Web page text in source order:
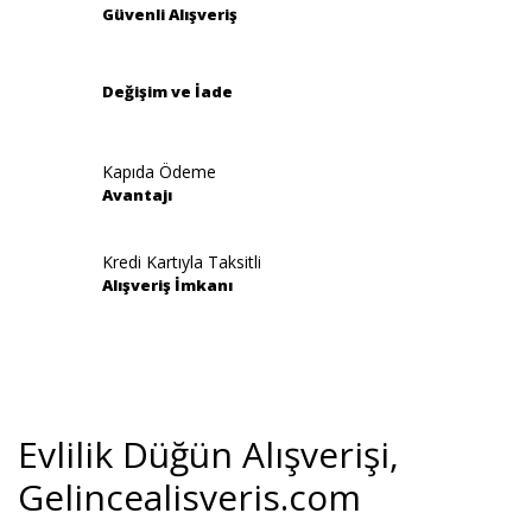
Ürün fiyatı diğer sitelerden daha pahalı.
Güvenli Alışveriş
Değişim ve İade
Kapıda Ödeme
Avantajı
Kredi Kartıyla Taksitli
Alışveriş İmkanı
Evlilik Düğün Alışverişi,
Gelincealisveris.com